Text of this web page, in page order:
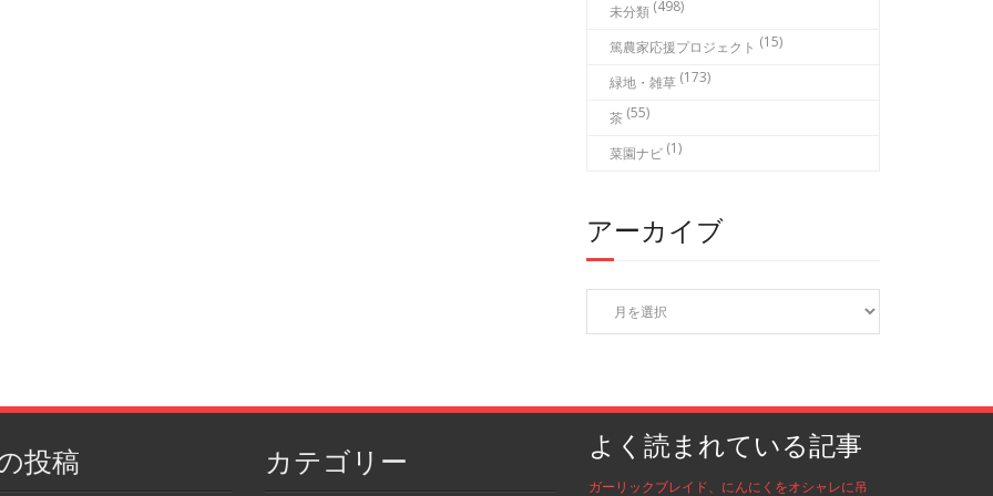
未分類 (498)
篤農家応援プロジェクト (15)
緑地・雑草 (173)
茶 (55)
菜園ナビ (1)
アーカイブ
ア
カ
投稿 カテゴリー よく読まれている記事
ガーリックブレイド、にんにくをオシャレに吊